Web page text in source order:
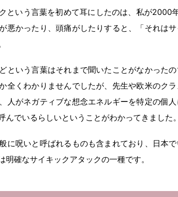
という言葉を初めて耳にしたのは、私が2000
悪かったり、頭痛がしたりすると、「それはサ
という言葉はそれまで聞いたことがなかった
全くわかりませんでしたが、先生や欧米のク
人がネガティブな想念エネルギーを特定の個
んでいるらしいということがわかってきました。
に呪いと呼ばれるものも含まれており、日本
明確なサイキックアタックの一種です。